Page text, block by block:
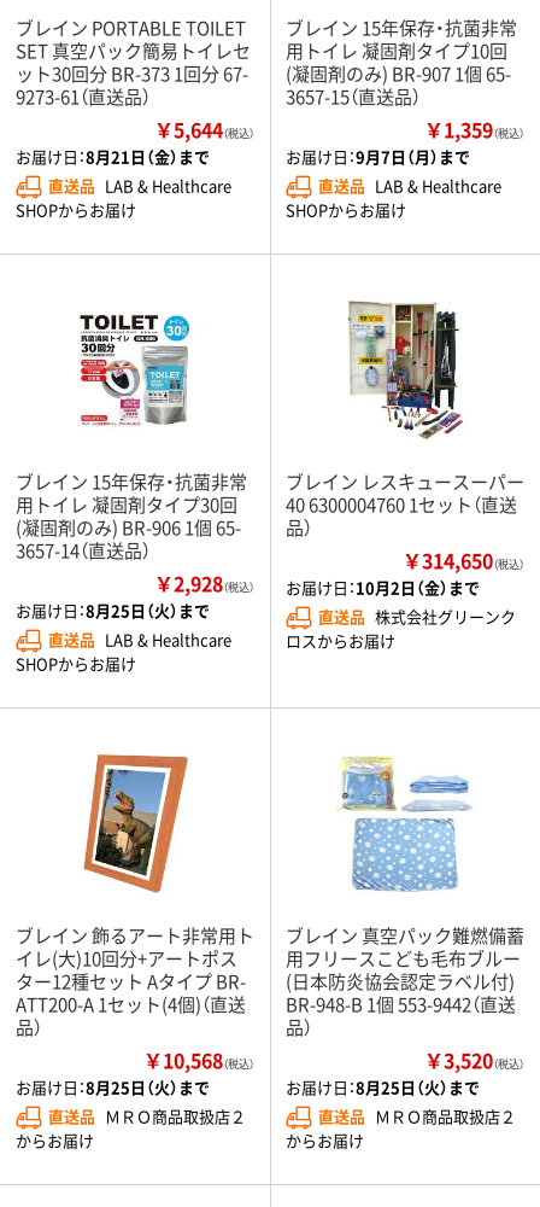
ブレイン PORTABLE TOILET
SET 真空パック簡易トイレセ
ット30回分 BR-373 1回分 67-
9273-61（直送品）
￥5,644（税込）
お届け日：8月21日（金）まで
直送品 LAB & Healthcare
SHOPからお届け
ブレイン 15年保存・抗菌非常
用トイレ 凝固剤タイプ10回
(凝固剤のみ) BR-907 1個 65-
3657-15（直送品）
￥1,359（税込）
お届け日：9月7日（月）まで
直送品 LAB & Healthcare
SHOPからお届け
ブレイン 15年保存・抗菌非常
用トイレ 凝固剤タイプ30回
(凝固剤のみ) BR-906 1個 65-
3657-14（直送品）
￥2,928（税込）
お届け日：8月25日（火）まで
直送品 LAB & Healthcare
SHOPからお届け
ブレイン レスキュースーパー
40 6300004760 1セット（直送
品）
￥314,650（税込）
お届け日：10月2日（金）まで
直送品 株式会社グリーンク
ロスからお届け
ブレイン 飾るアート非常用ト
イレ(大)10回分+アートポス
ター12種セット Aタイプ BR-
ATT200-A 1セット(4個)（直送
品）
￥10,568（税込）
お届け日：8月25日（火）まで
直送品 ＭＲＯ商品取扱店２
からお届け
ブレイン 真空パック難燃備蓄
用フリースこども毛布ブルー
(日本防炎協会認定ラベル付)
BR-948-B 1個 553-9442（直送
品）
￥3,520（税込）
お届け日：8月25日（火）まで
直送品 ＭＲＯ商品取扱店２
からお届け